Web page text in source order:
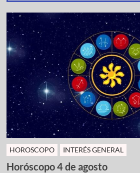
HOROSCOPO INTERÉS GENERAL
Horóscopo 4 de agosto